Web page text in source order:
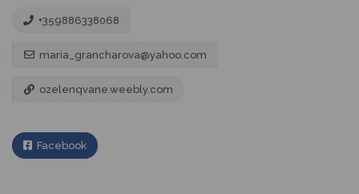
+359886338068
maria_grancharova@yahoo.com
ozelenqvane.weebly.com
Facebook